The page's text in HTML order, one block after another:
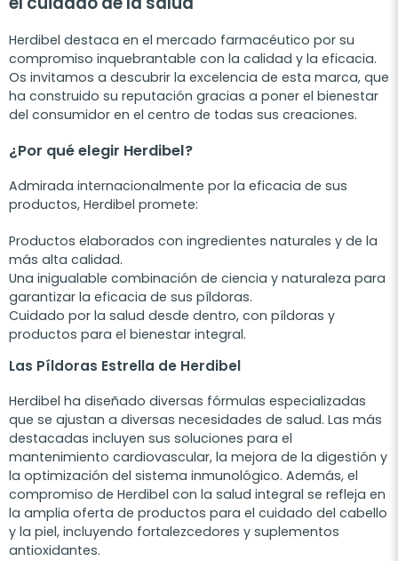
Herdibel destaca en el mercado farmacéutico por su
compromiso inquebrantable con la calidad y la eficacia.
Os invitamos a descubrir la excelencia de esta marca, que
ha construido su reputación gracias a poner el bienestar
del consumidor en el centro de todas sus creaciones.
¿Por qué elegir Herdibel?
Admirada internacionalmente por la eficacia de sus
productos, Herdibel promete:
Productos elaborados con ingredientes naturales y de la
más alta calidad.
Una inigualable combinación de ciencia y naturaleza para
garantizar la eficacia de sus píldoras.
Cuidado por la salud desde dentro, con píldoras y
productos para el bienestar integral.
Las Píldoras Estrella de Herdibel
Herdibel ha diseñado diversas fórmulas especializadas
que se ajustan a diversas necesidades de salud. Las más
destacadas incluyen sus soluciones para el
mantenimiento cardiovascular, la mejora de la digestión y
la optimización del sistema inmunológico. Además, el
compromiso de Herdibel con la salud integral se refleja en
la amplia oferta de productos para el cuidado del cabello
y la piel, incluyendo fortalezcedores y suplementos
antioxidantes.